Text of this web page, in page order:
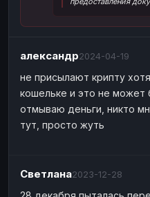
Наличные
александр2024-04-19
не присылают крипту
кошельке и это не может
отмываю деньги, никто
тут, просто жуть
Светлана2023-12-28